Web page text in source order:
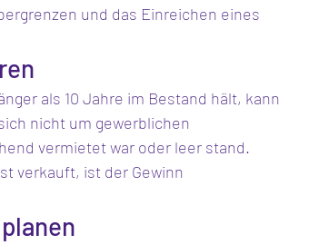
und das Einreichen eines
als 10 Jahre im Bestand hält, kann
nicht um gewerblichen
vermietet war oder leer stand.
verkauft, ist der Gewinn